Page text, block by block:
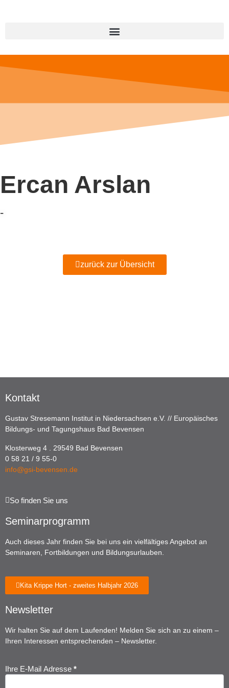
Ercan Arslan
-
zurück zur Übersicht
Kontakt
Gustav Stresemann Institut in Niedersachsen e.V. // Europäisches
Bildungs- und Tagungshaus Bad Bevensen
Klosterweg 4 . 29549 Bad Bevensen
0 58 21 / 9 55-0
info@gsi-bevensen.de
So finden Sie uns
Seminarprogramm
Auch dieses Jahr finden Sie bei uns ein vielfältiges Angebot an
Seminaren, Fortbildungen und Bildungsurlauben.
Kita Krippe Hort - zweites Halbjahr 2026
Newsletter
Wir halten Sie auf dem Laufenden! Melden Sie sich an zu einem –
Ihren Interessen entsprechenden – Newsletter.
Newsletter
Ihre E-Mail Adresse *